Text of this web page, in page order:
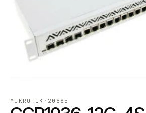
MIKROTIK · 20685